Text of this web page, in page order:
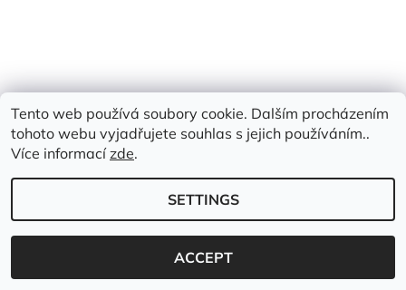
2026 © Emimis.cz, all rights reserved.
Tento web používá soubory cookie. Dalším procházením
tohoto webu vyjadřujete souhlas s jejich používáním..
Více informacízde.
SETTINGS
ACCEPT